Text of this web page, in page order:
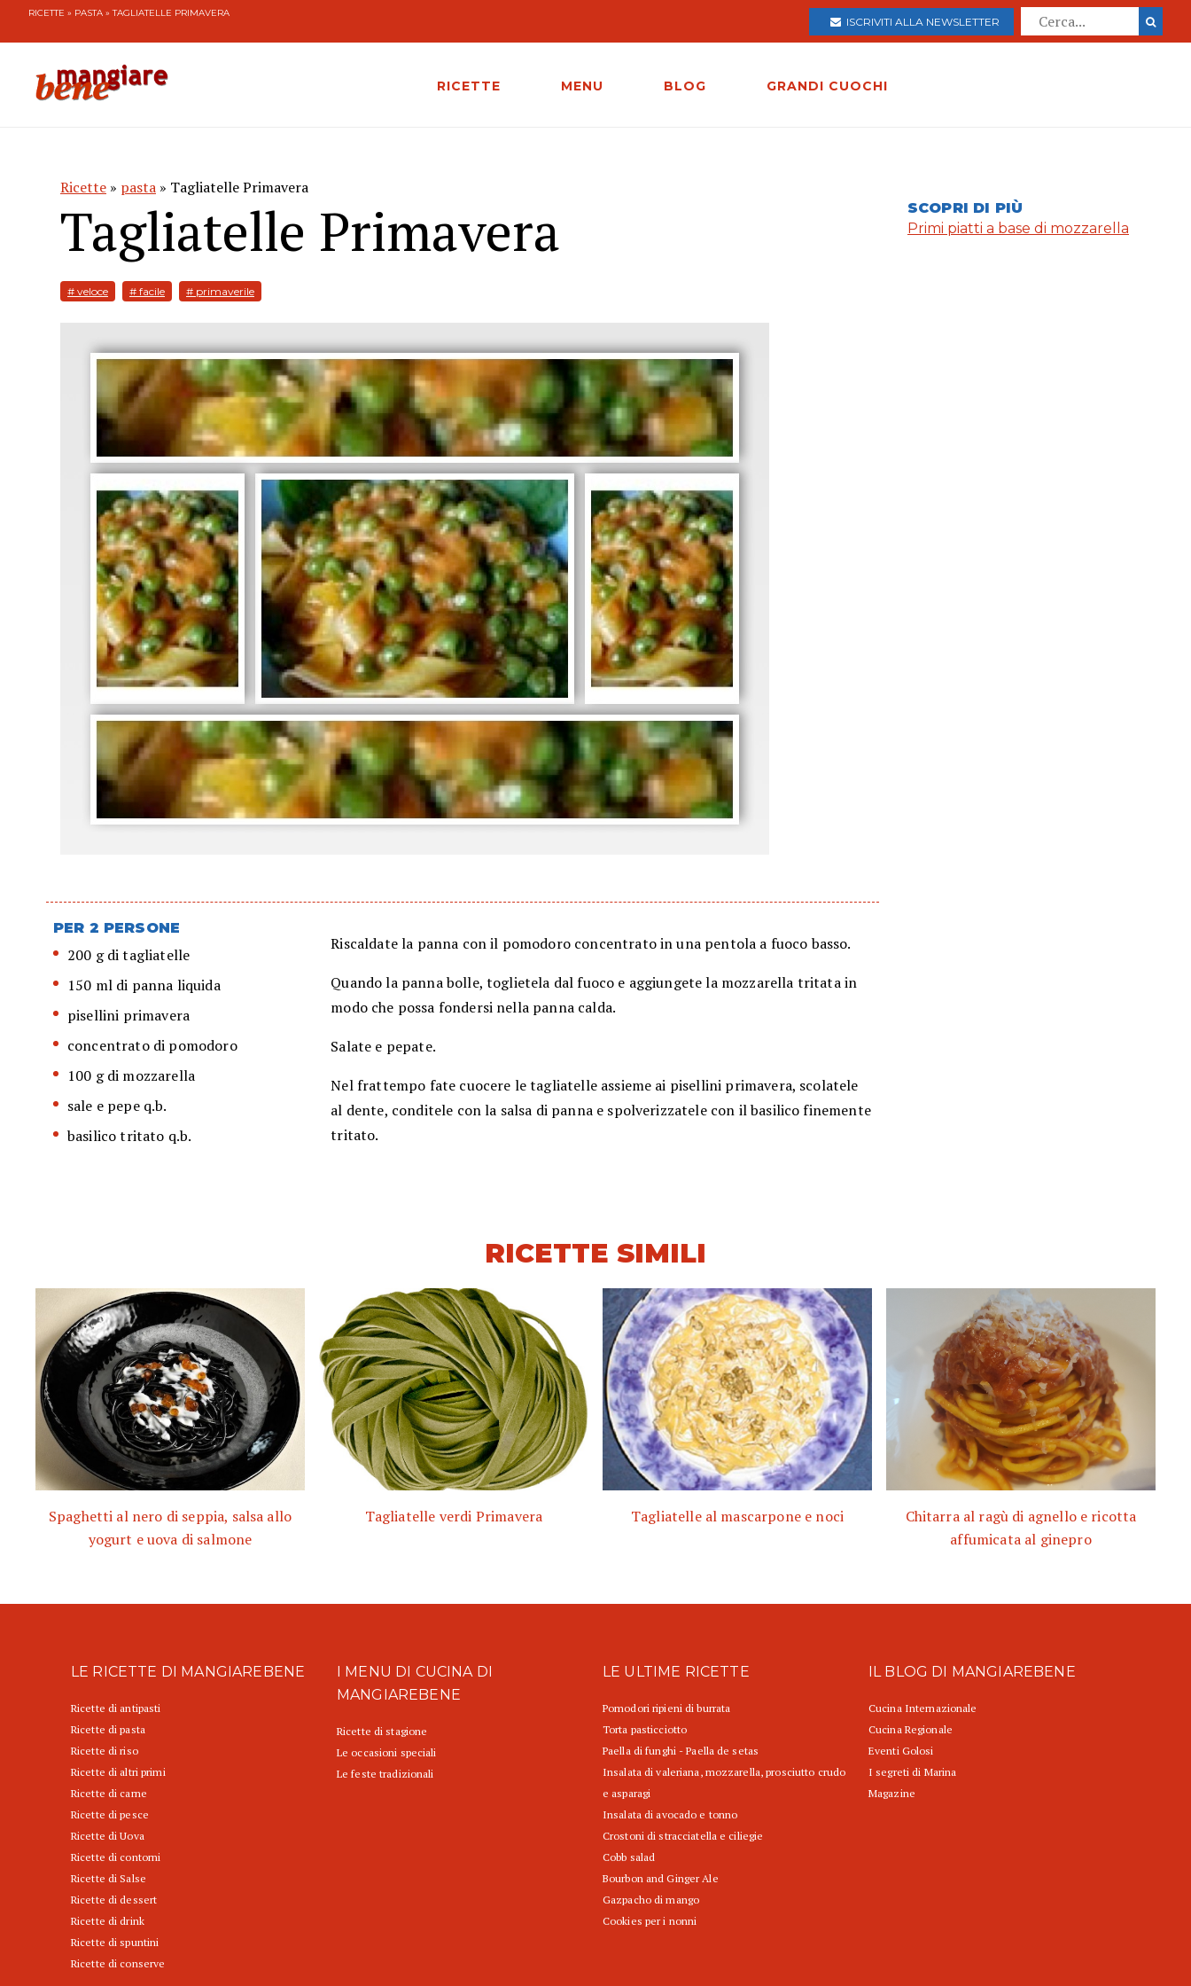
RICETTE » PASTA » TAGLIATELLE PRIMAVERA
ISCRIVITI ALLA NEWSLETTER
RICETTE MENU BLOG GRANDI CUOCHI
Ricette » pasta » Tagliatelle Primavera
Tagliatelle Primavera
# veloce # facile # primaverile
PER 2 PERSONE
200 g di tagliatelle
150 ml di panna liquida
pisellini primavera
concentrato di pomodoro
100 g di mozzarella
sale e pepe q.b.
basilico tritato q.b.
Riscaldate la panna con il pomodoro concentrato in una pentola a fuoco basso.
Quando la panna bolle, toglietela dal fuoco e aggiungete la mozzarella tritata in
modo che possa fondersi nella panna calda.
Salate e pepate.
Nel frattempo fate cuocere le tagliatelle assieme ai pisellini primavera, scolatele
al dente, conditele con la salsa di panna e spolverizzatele con il basilico finemente
tritato.
SCOPRI DI PIÙ
Primi piatti a base di mozzarella
RICETTE SIMILI
Spaghetti al nero di seppia, salsa allo
yogurt e uova di salmone
Tagliatelle verdi Primavera Tagliatelle al mascarpone e noci
Chitarra al ragù di agnello e ricotta
affumicata al ginepro
LE RICETTE DI MANGIAREBENE
Ricette di antipasti
Ricette di pasta
Ricette di riso
Ricette di altri primi
Ricette di carne
Ricette di pesce
Ricette di Uova
Ricette di contorni
Ricette di Salse
Ricette di dessert
Ricette di drink
Ricette di spuntini
Ricette di conserve
I MENU DI CUCINA DI
MANGIAREBENE
Ricette di stagione
Le occasioni speciali
Le feste tradizionali
LE ULTIME RICETTE
Pomodori ripieni di burrata
Torta pasticciotto
Paella di funghi - Paella de setas
Insalata di valeriana, mozzarella, prosciutto crudo
e asparagi
Insalata di avocado e tonno
Crostoni di stracciatella e ciliegie
Cobb salad
Bourbon and Ginger Ale
Gazpacho di mango
Cookies per i nonni
IL BLOG DI MANGIAREBENE
Cucina Internazionale
Cucina Regionale
Eventi Golosi
I segreti di Marina
Magazine